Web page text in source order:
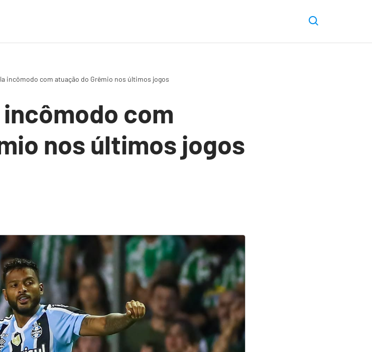
incômodo com atuação do Grêmio nos últimos jogos
com
nos últimos jogos